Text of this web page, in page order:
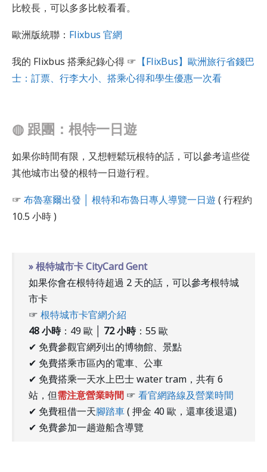
比較長，可以多多比較看看。
歐洲版統聯： Flixbus 官網
我的 Flixbus 搭乘紀錄心得 ☞ 【FlixBus】歐洲旅行省錢巴
士：訂票、行李大小、搭乘心得和學生優惠一次看
◍ 跟團：根特一日遊
如果你時間有限，又想輕鬆玩根特的話，可以參考這些從
其他城市出發的根特一日遊行程。
☞ 布魯塞爾出發 │ 根特和布魯日專人導覽一日遊 ( 行程約
10.5 小時 )
» 根特城市卡 CityCard Gent
如果你會在根特待超過 2 天的話，可以參考根特城
市卡
☞ 根特城市卡官網介紹
48 小時：49 歐 │ 72 小時：55 歐
✔ 免費參觀官網列出的博物館、景點
✔ 免費搭乘市區內的電車、公車
✔ 免費搭乘一天水上巴士 water tram，共有 6
站，但需注意營業時間 ☞ 看官網路線及營業時間
✔ 免費租借一天腳踏車( 押金 40 歐，還車後退還)
✔ 免費參加一趟遊船含導覽